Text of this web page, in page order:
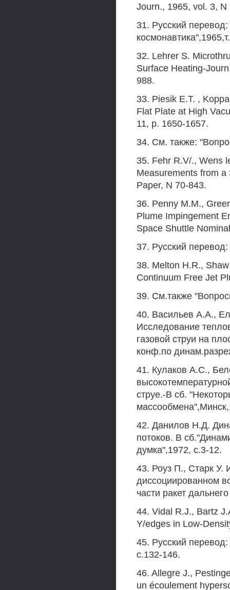
Journ., 1965, vol. 3, N
31. Русский
32. Lehrer S.
Surface Heating-
988.
33. Piesik E.T. ,
Flat Plate at High
11, p. 1650-1657.
34. См. также:
35. Fehr R.V/., Wens
Measurements from a
Paper, N 70-843.
36. Penny M.M.,
Plume Impingement
Space Shuttle
37. Русский
38. Melton H.R.,
Continuum Free Jet
39. См.также
40. Васильев А.А.,
Исследование
газовой струи на
конф.по
41. Кулаков А.С.,
струе.-В сб.
42. Данилов Н.Д.
потоков. В
думка",1972, с.3-12.
43. Роуз П., Старк У.
диссоциированном
части ракет
44. Vidal R.J., Bartz
Y/edges in Low-
45. Русский
с.132-146.
46. Allegre J.,
un écoulement